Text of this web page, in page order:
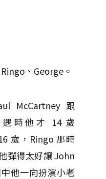
、George。
McCartney 跟
遇時他才 14 歲
歲，Ringo 那時
彈得太好讓 John
他一向扮演小老